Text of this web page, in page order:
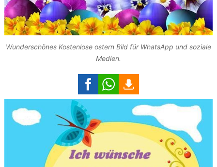
Wunderschönes Kostenlose ostern Bild für WhatsApp und soziale
Medien.